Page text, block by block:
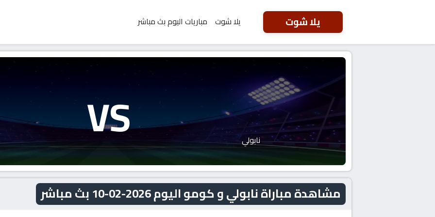
يلا شوت يلا شوت مباريات اليوم بث مباشر
نابولي VS
مشاهدة مباراة نابولي و كومو اليوم 2026-02-10 بث مباشر